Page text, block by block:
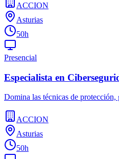
ACCION
Asturias
50h
Presencial
Especialista en
Domina las técnicas de
ACCION
Asturias
50h